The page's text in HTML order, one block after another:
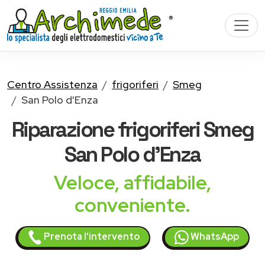
Centro Assistenza frigoriferi
Smeg
San Polo d'Enza
Riparazionefrigoriferi Smeg
San Polo d'Enza
Veloce, affidabile,
conveniente.
Prenota l'intervento WhatsApp